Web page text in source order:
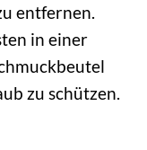
entfernen.
in einer
zu schützen.